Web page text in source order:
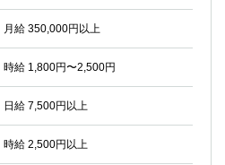
月給 350,000円以上
時給 1,800円〜2,500円
日給 7,500円以上
時給 2,500円以上
千葉
佐倉
松戸
本八幡
浦安